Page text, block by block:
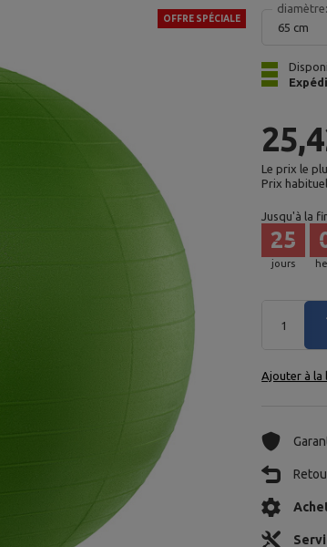
OFFRE SPÉCIALE
diamètre:
65 cm
Le prix le
Prix
Jusqu'à la
jours
25
Ajouter à la